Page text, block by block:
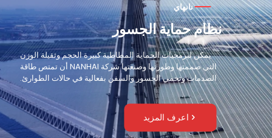
نانهاي
نظام حماية الجسور
يمكن لبرمجيات الحماية المطاطية كبيرة الحجم وثقيلة الوزن
التي صممتها وطورتها وصنعتها شركة NANHAI أن تمتص طاقة
الصدمات وتحمي الجسور والسفن بفعالية في حالات الطوارئ.
اعرف المزيد